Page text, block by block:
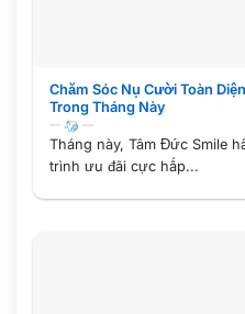
Chăm Sóc Nụ Cười Toàn
Trong Tháng Này
Tháng này, Tâm Đức Smile
trình ưu đãi cực hấp...